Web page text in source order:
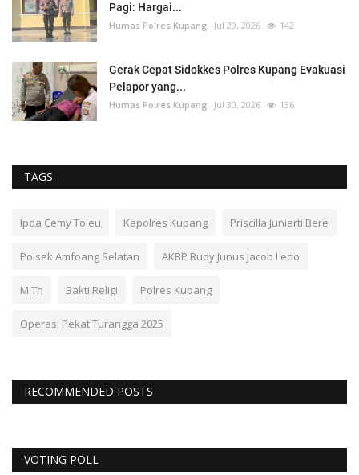
Pagi: Hargai...
Humas Polres Kupang Jul 29, 2026 142
Gerak Cepat Sidokkes Polres Kupang Evakuasi
Pelapor yang...
Humas Polres Kupang Jul 30, 2026 136
TAGS
Ipda Cemy Toleu Kapolres Kupang Priscilla Juniarti Bere
Polsek Amfoang Selatan AKBP Rudy Junus Jacob Ledo
M.Th Bakti Religi Polres Kupang
Operasi Pekat Turangga 2025
RECOMMENDED POSTS
VOTING POLL